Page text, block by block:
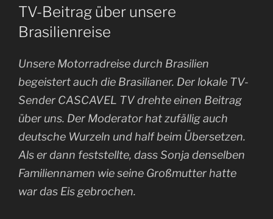
AM
TV-Beitrag über unsere
Brasilienreise
Unsere Motorradreise durch Brasilien
begeistert auch die Brasilianer. Der lokale TV-
Sender CASCAVEL TV drehte einen Beitrag
über uns. Der Moderator hat zufällig auch
deutsche Wurzeln und half beim Übersetzen.
Als er dann feststellte, dass Sonja denselben
Familiennamen wie seine Großmutter hatte
war das Eis gebrochen.